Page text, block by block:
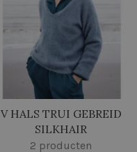
V HALS TRUI GEBREID
SILKHAIR
2 producten